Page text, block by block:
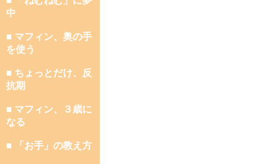
中
■ マフィン、奥の手
を使う
■ ちょっとだけ、反
抗期
■ マフィン、３歳に
なる
■ 「お手」の教え方